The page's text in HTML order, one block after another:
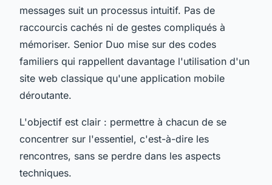
messages suit un processus intuitif. Pas de
raccourcis cachés ni de gestes compliqués à
mémoriser. Senior Duo mise sur des codes
familiers qui rappellent davantage l'utilisation d'un
site web classique qu'une application mobile
déroutante.
L'objectif est clair : permettre à chacun de se
concentrer sur l'essentiel, c'est-à-dire les
rencontres, sans se perdre dans les aspects
techniques.